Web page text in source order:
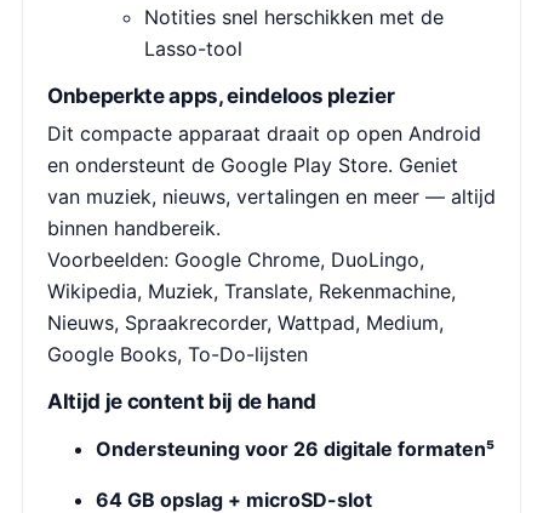
Notities snel herschikken met de
Lasso-tool
Onbeperkte apps, eindeloos plezier
Dit compacte apparaat draait op open Android
en ondersteunt de Google Play Store. Geniet
van muziek, nieuws, vertalingen en meer — altijd
binnen handbereik.
Voorbeelden: Google Chrome, DuoLingo,
Wikipedia, Muziek, Translate, Rekenmachine,
Nieuws, Spraakrecorder, Wattpad, Medium,
Google Books, To-Do-lijsten
Altijd je content bij de hand
Ondersteuning voor 26 digitale formaten⁵
64 GB opslag + microSD-slot